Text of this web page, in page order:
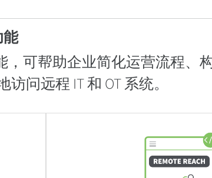
，可帮助企业简化运营流程、
问远程 IT 和 OT 系统。